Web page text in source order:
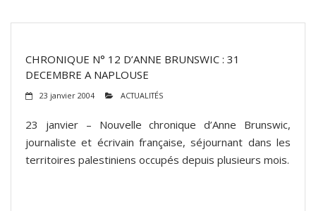
CHRONIQUE N° 12 D’ANNE BRUNSWIC : 31
DECEMBRE A NAPLOUSE
23 janvier 2004 ACTUALITÉS
23 janvier – Nouvelle chronique d’Anne Brunswic,
journaliste et écrivain française, séjournant dans les
territoires palestiniens occupés depuis plusieurs mois.